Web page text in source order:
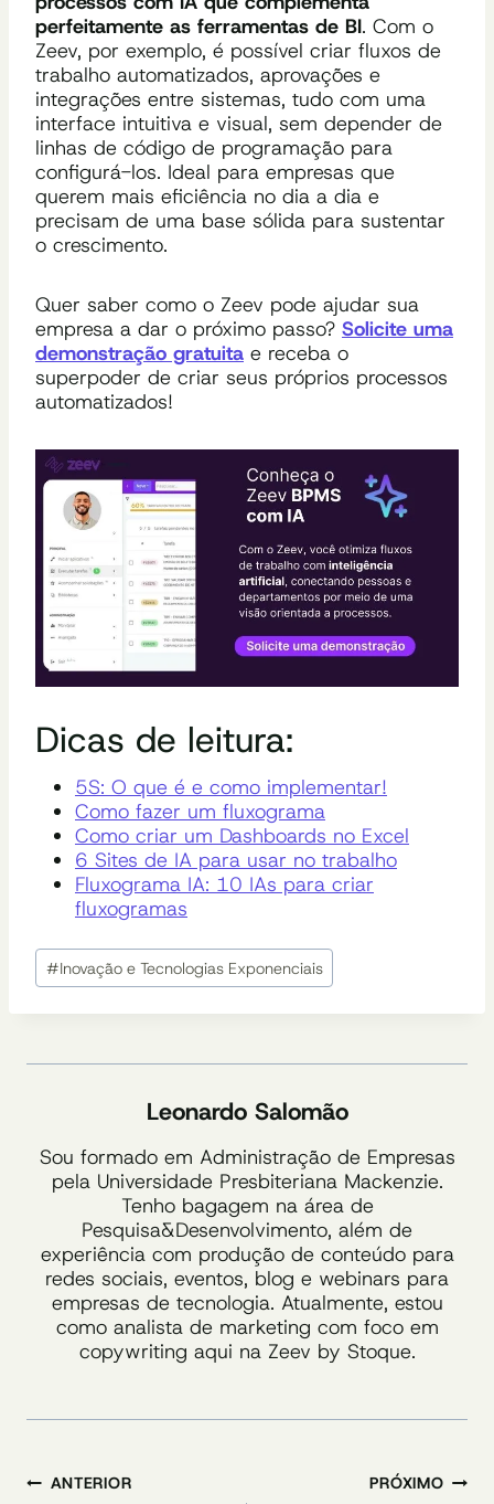
perfeitamente as ferramentas de BI. Com o
Zeev, por exemplo, é possível criar fluxos de
trabalho automatizados, aprovações e
integrações entre sistemas, tudo com uma
interface intuitiva e visual, sem depender de
linhas de código de programação para
configurá-los. Ideal para empresas que
querem mais eficiência no dia a dia e
precisam de uma base sólida para sustentar
o crescimento.
Quer saber como o Zeev pode ajudar sua
empresa a dar o próximo passo? Solicite uma
demonstração gratuita e receba o
superpoder de criar seus próprios processos
automatizados!
Dicas de leitura:
5S: O que é e como implementar!
Como fazer um fluxograma
Como criar um Dashboards no Excel
6 Sites de IA para usar no trabalho
Fluxograma IA: 10 IAs para criar
fluxogramas
Tags
do
#Inovação e Tecnologias Exponenciais
Leonardo Salomão
Sou formado em Administração de Empresas
pela Universidade Presbiteriana Mackenzie.
Tenho bagagem na área de
Pesquisa&Desenvolvimento, além de
experiência com produção de conteúdo para
redes sociais, eventos, blog e webinars para
empresas de tecnologia. Atualmente, estou
como analista de marketing com foco em
copywriting aqui na Zeev by Stoque.
Navegação
ANTERIOR PRÓXIMO